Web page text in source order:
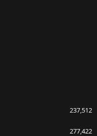
237,512
277,422